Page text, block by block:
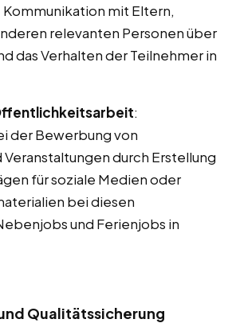
Kommunikation mit Eltern,
relevanten Personen über
das Verhalten der Teilnehmer in
:
der Bewerbung von
durch Erstellung
für soziale Medien oder
bei diesen
und Ferienjobs in
Qualitätssicherung